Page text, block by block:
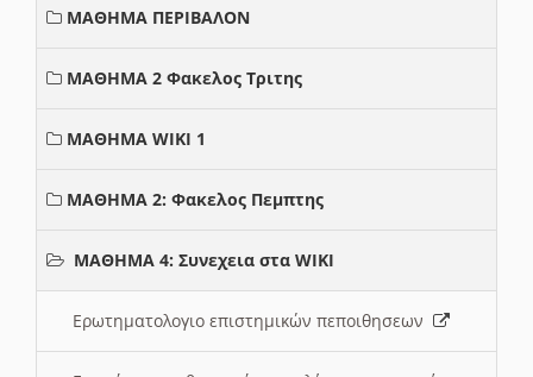
ΜΑΘΗΜΑ ΠΕΡΙΒΑΛΟΝ
ΜΑΘΗΜΑ 2 Φακελος Τριτης
ΜΑΘΗΜΑ WIKI 1
ΜΑΘΗΜΑ 2: Φακελος Πεμπτης
ΜΑΘΗΜΑ 4: Συνεχεια στα WIKI
Ερωτηματολογιο επιστημικών πεποιθησεων